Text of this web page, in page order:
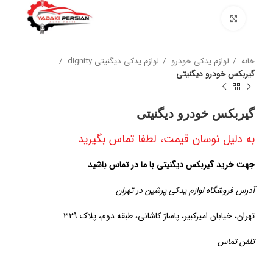
خانه لوازم یدکی خودرو
لوازم یدکی دیگنیتی dignity
گیربکس خودرو دیگنیتی
گیربکس خودرو دیگنیتی
به دلیل نوسان قیمت، لطفا تماس بگیرید
جهت خرید گیربکس دیگنیتی با ما در تماس باشید
آدرس فروشگاه لوازم یدکی پرشین در تهران
تهران، خیابان امیرکبیر، پاساژ کاشانی، طبقه دوم، پلاک ۳۲۹
تلفن تماس